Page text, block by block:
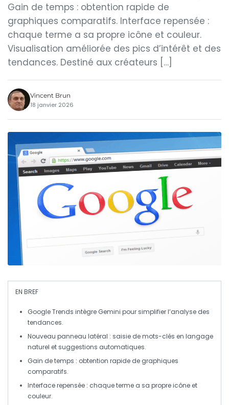
Gain de temps : obtention rapide de
graphiques comparatifs. Interface repensée :
chaque terme a sa propre icône et couleur.
Visualisation améliorée des pics d’intérêt et des
tendances. Destiné aux créateurs […]
Vincent Brun
18 janvier 2026
EN BREF
Google Trends intègre Gemini pour simplifier l’analyse des
tendances.
Nouveau panneau latéral : saisie de mots-clés en langage
naturel et suggestions automatiques.
Gain de temps : obtention rapide de graphiques
comparatifs.
Interface repensée : chaque terme a sa propre icône et
couleur.